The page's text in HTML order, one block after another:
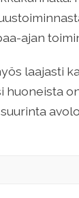
ajan
laajasti
huoneista